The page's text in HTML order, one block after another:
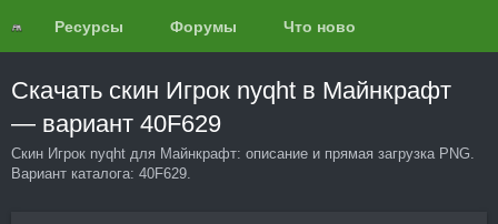
Ресурсы Форумы Что нового?
Скачать скин Игрок nyqht в Майнкрафт
— вариант 40F629
Скин Игрок nyqht для Майнкрафт: описание и прямая загрузка PNG.
Вариант каталога: 40F629.